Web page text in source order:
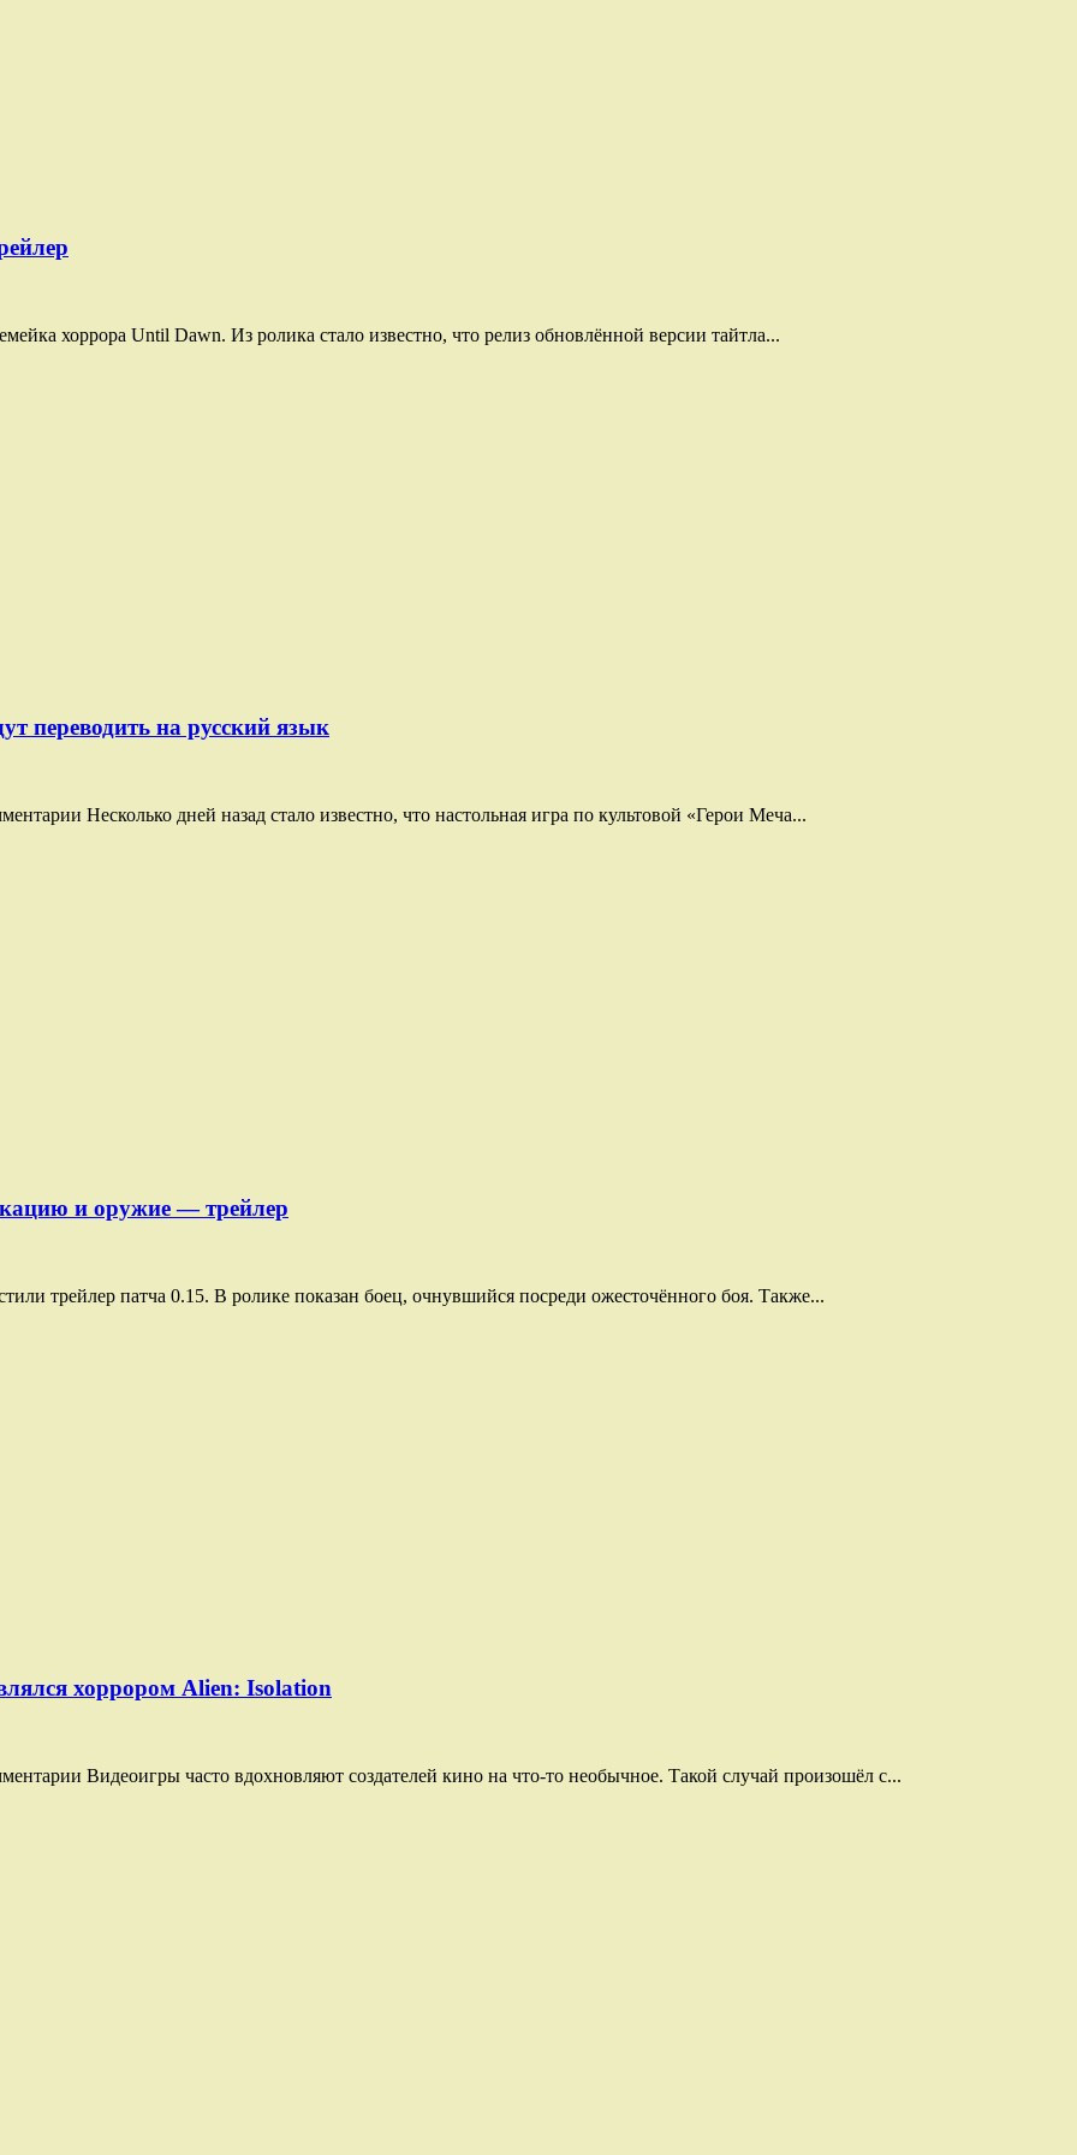
хоррора Until Dawn. Из ролика стало известно, что релиз обновлённой версии тайтла...
переводить на русский язык
Несколько дней назад стало известно, что настольная игра по культовой «Герои Меча...
и оружие — трейлер
трейлер патча 0.15. В ролике показан боец, очнувшийся посреди ожесточённого боя. Также...
хоррором Alien: Isolation
Видеоигры часто вдохновляют создателей кино на что-то необычное. Такой случай произошёл с...